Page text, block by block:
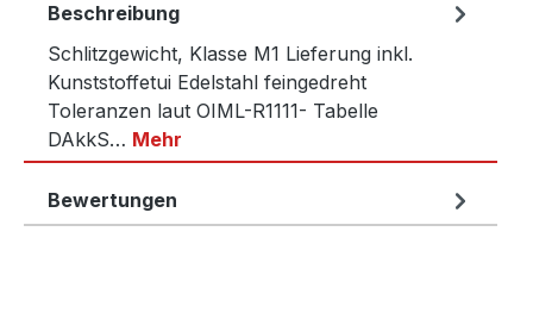
Beschreibung
Schlitzgewicht, Klasse M1 Lieferung inkl.
Kunststoffetui Edelstahl feingedreht
Toleranzen laut OIML-R1111- Tabelle
DAkkS… Mehr
Bewertungen